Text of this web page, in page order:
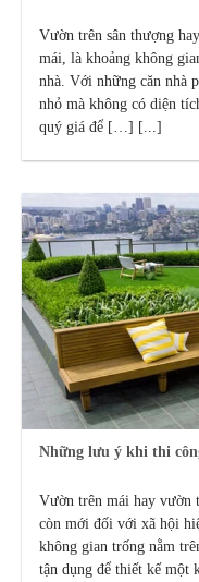
Vườn trên sân thượng
mái, là khoảng không
nhà. Với những căn nhà
nhỏ mà không có diện
quý giá để […] [...]
Những lưu ý khi thi
Vườn trên mái hay vườn
còn mới đối với xã hội
không gian trống nằm
tận dụng để thiết kế một